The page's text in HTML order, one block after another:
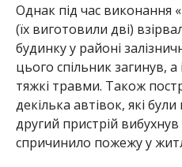
Однак під час виконання
(їх виготовили дві)
будинку у районі
цього спільник загинув,
тяжкі травми. Також
декілька автівок, які
другий пристрій
спричинило пожежу у